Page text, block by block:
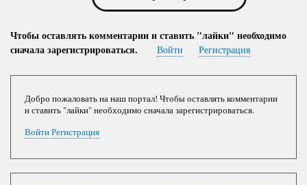
Чтобы оставлять комментарии и ставить "лайки" необходимо
сначала зарегистрироваться.
Войти Регистрация
Добро пожаловать на наш портал! Чтобы оставлять комментарии
и ставить "лайки" необходимо сначала зарегистрироваться.
ВойтиРегистрация